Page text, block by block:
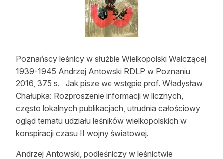
Leśnik na zakupach
Lasy prywatne
O nas
100 lat „Lasu Polskiego”
Poznańscy leśnicy w służbie Wielkopolski Walczącej
1939-1945 Andrzej Antowski RDLP w Poznaniu
2016, 375 s. Jak pisze we wstępie prof. Władysław
Chałupka: Rozproszenie informacji w licznych,
często lokalnych publikacjach, utrudnia całościowy
ogląd tematu udziału leśników wielkopolskich w
konspiracji czasu II wojny światowej.
Andrzej Antowski, podleśniczy w leśnictwie